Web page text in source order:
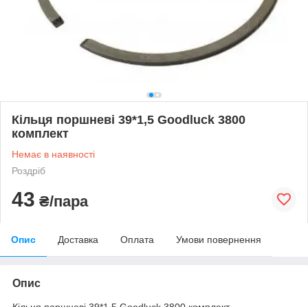
Кільця поршневі 39*1,5 Goodluck 3800
комплект
Немає в наявності
Роздріб
43 ₴/пара
Опис Доставка Оплата Умови повернення
Опис